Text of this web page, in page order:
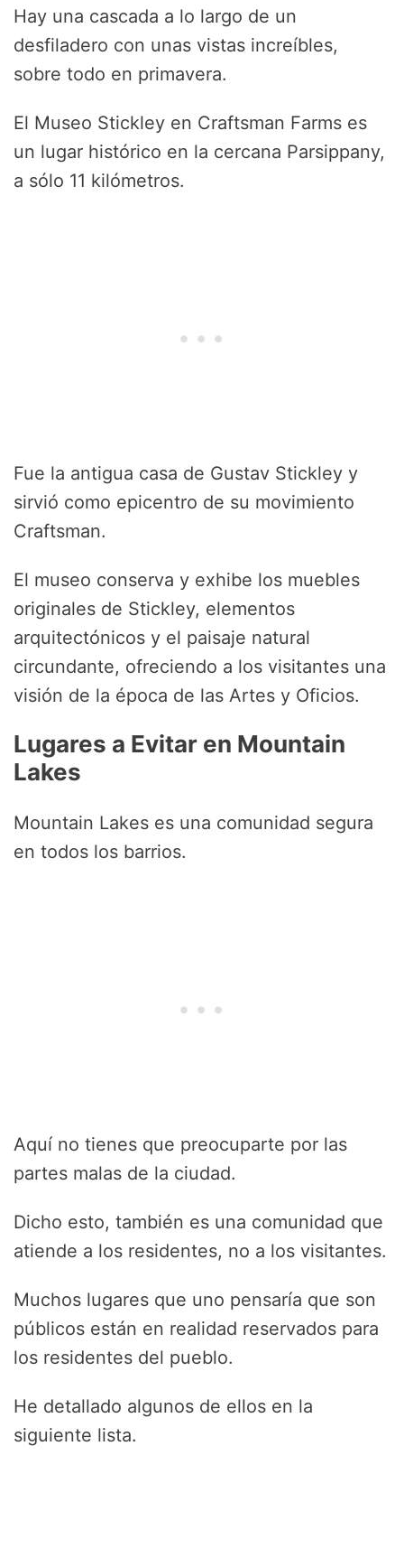
Hay una cascada a lo largo de un
desfiladero con unas vistas increíbles,
sobre todo en primavera.
El Museo Stickley en Craftsman Farms es
un lugar histórico en la cercana Parsippany,
a sólo 11 kilómetros.
Fue la antigua casa de Gustav Stickley y
sirvió como epicentro de su movimiento
Craftsman.
El museo conserva y exhibe los muebles
originales de Stickley, elementos
arquitectónicos y el paisaje natural
circundante, ofreciendo a los visitantes una
visión de la época de las Artes y Oficios.
Lugares a Evitar en Mountain
Lakes
Mountain Lakes es una comunidad segura
en todos los barrios.
Aquí no tienes que preocuparte por las
partes malas de la ciudad.
Dicho esto, también es una comunidad que
atiende a los residentes, no a los visitantes.
Muchos lugares que uno pensaría que son
públicos están en realidad reservados para
los residentes del pueblo.
He detallado algunos de ellos en la
siguiente lista.